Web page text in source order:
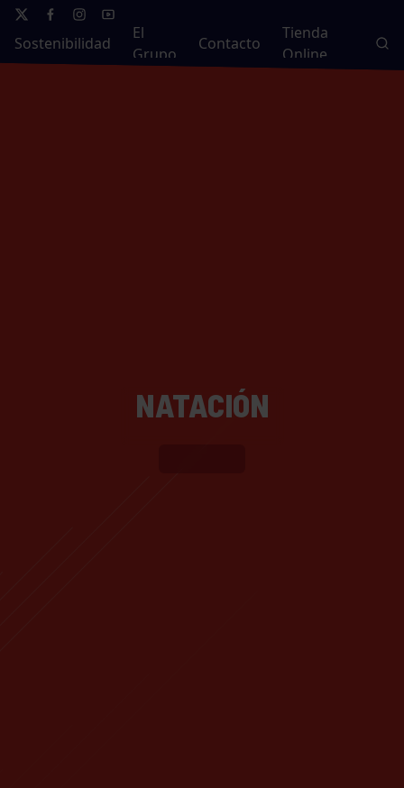
Sostenibilidad
El
Grupo
Contacto
Tienda
Online
NATACIÓN